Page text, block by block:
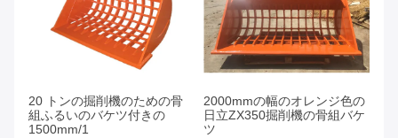
20 トンの掘削機のための骨
組ふるいのバケツ付きの
1500mm/1
2000mmの幅のオレンジ色の
日立ZX350掘削機の骨組バケ
ツ